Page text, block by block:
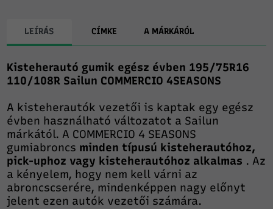
LEÍRÁS CÍMKE A MÁRKÁRÓL
Kisteherautó gumik egész évben 195/75R16
110/108R Sailun COMMERCIO 4SEASONS
A kisteherautók vezetői is kaptak egy egész
évben használható változatot a Sailun
márkától. A COMMERCIO 4 SEASONS
gumiabroncs minden típusú kisteherautóhoz,
pick-uphoz vagy kisteherautóhoz alkalmas . Az
a kényelem, hogy nem kell várni az
abroncscserére, mindenképpen nagy előnyt
jelent ezen autók vezetői számára.